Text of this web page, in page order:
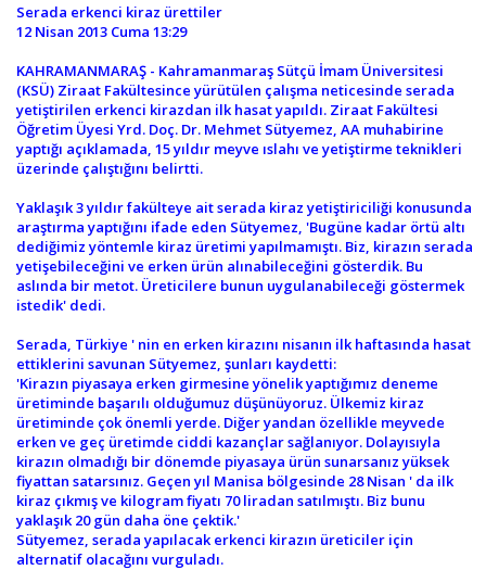
l
a
a
n
a
r
h
i
Serada erkenci kiraz ürettiler
12 Nisan 2013 Cuma 13:29
KAHRAMANMARAŞ - Kahramanmaraş Sütçü İmam Üniversitesi
(KSÜ) Ziraat Fakültesince yürütülen çalışma neticesinde serada
yetiştirilen erkenci kirazdan ilk hasat yapıldı. Ziraat Fakültesi
Öğretim Üyesi Yrd. Doç. Dr. Mehmet Sütyemez, AA muhabirine
yaptığı açıklamada, 15 yıldır meyve ıslahı ve yetiştirme teknikleri
üzerinde çalıştığını belirtti.
Yaklaşık 3 yıldır fakülteye ait serada kiraz yetiştiriciliği konusunda
araştırma yaptığını ifade eden Sütyemez, 'Bugüne kadar örtü altı
dediğimiz yöntemle kiraz üretimi yapılmamıştı. Biz, kirazın serada
yetişebileceğini ve erken ürün alınabileceğini gösterdik. Bu
aslında bir metot. Üreticilere bunun uygulanabileceği göstermek
istedik' dedi.
Serada, Türkiye ' nin en erken kirazını nisanın ilk haftasında hasat
ettiklerini savunan Sütyemez, şunları kaydetti:
'Kirazın piyasaya erken girmesine yönelik yaptığımız deneme
üretiminde başarılı olduğumuz düşünüyoruz. Ülkemiz kiraz
üretiminde çok önemli yerde. Diğer yandan özellikle meyvede
erken ve geç üretimde ciddi kazançlar sağlanıyor. Dolayısıyla
kirazın olmadığı bir dönemde piyasaya ürün sunarsanız yüksek
fiyattan satarsınız. Geçen yıl Manisa bölgesinde 28 Nisan ' da ilk
kiraz çıkmış ve kilogram fiyatı 70 liradan satılmıştı. Biz bunu
yaklaşık 20 gün daha öne çektik.'
Sütyemez, serada yapılacak erkenci kirazın üreticiler için
alternatif olacağını vurguladı.